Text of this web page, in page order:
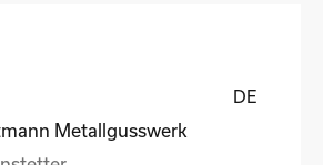
DE
Metallgusswerk